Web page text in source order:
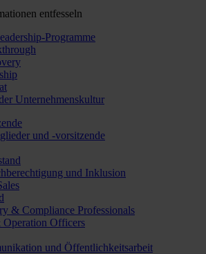
entfesseln
Programme
Unternehmenskultur
und -vorsitzende
und Inklusion
& Compliance Professionals
Officers
und Öffentlichkeitsarbeit